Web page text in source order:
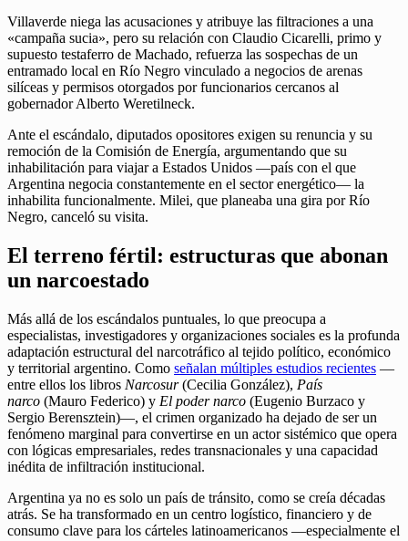
Villaverde niega las acusaciones y atribuye las filtraciones a una
«campaña sucia», pero su relación con Claudio Cicarelli, primo y
supuesto testaferro de Machado, refuerza las sospechas de un
entramado local en Río Negro vinculado a negocios de arenas
silíceas y permisos otorgados por funcionarios cercanos al
gobernador Alberto Weretilneck.
Ante el escándalo, diputados opositores exigen su renuncia y su
remoción de la Comisión de Energía, argumentando que su
inhabilitación para viajar a Estados Unidos —país con el que
Argentina negocia constantemente en el sector energético— la
inhabilita funcionalmente. Milei, que planeaba una gira por Río
Negro, canceló su visita.
El terreno fértil: estructuras que abonan
un narcoestado
Más allá de los escándalos puntuales, lo que preocupa a
especialistas, investigadores y organizaciones sociales es la profunda
adaptación estructural del narcotráfico al tejido político, económico
y territorial argentino. Como señalan múltiples estudios recientes —
entre ellos los libros Narcosur(Cecilia González), País
narco (Mauro Federico) y El poder narco (Eugenio Burzaco y
Sergio Berensztein)—, el crimen organizado ha dejado de ser un
fenómeno marginal para convertirse en un actor sistémico que opera
con lógicas empresariales, redes transnacionales y una capacidad
inédita de infiltración institucional.
Argentina ya no es solo un país de tránsito, como se creía décadas
atrás. Se ha transformado en un centro logístico, financiero y de
consumo clave para los cárteles latinoamericanos —especialmente el